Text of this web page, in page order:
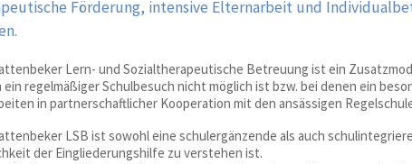
Förderung, intensive Elternarbeit und
Lern- und Sozialtherapeutische Betreuung ist ein
ein regelmäßiger Schulbesuch nicht möglich ist bzw. bei denen ein
in partnerschaftlicher Kooperation mit den ansässigen
LSB ist sowohl eine schulergänzende als auch
der Eingliederungshilfe zu verstehen ist.